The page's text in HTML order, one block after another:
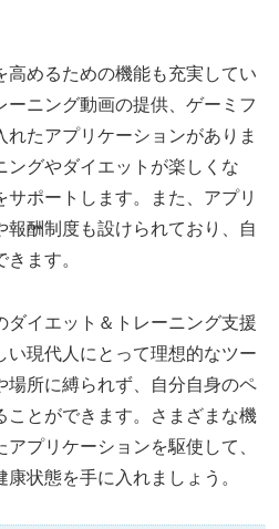
高めるための機能も充実してい
ーニング動画の提供、ゲーミフ
れたアプリケーションがありま
ングやダイエットが楽しくな
サポートします。また、アプリ
酬制度も設けられており、自
ます。
ダイエット＆トレーニング支援
い現代人にとって理想的なツー
場所に縛られず、自分自身のペ
ことができます。さまざまな機
プリケーションを駆使して、
状態を手に入れましょう。